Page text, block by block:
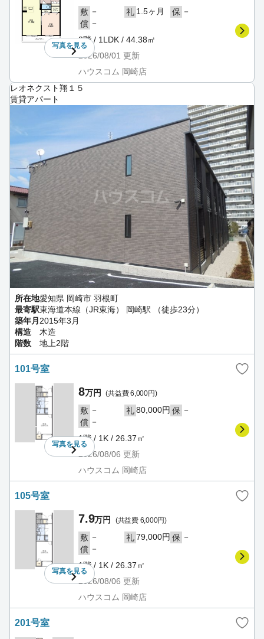
写真を見る
敷 － 礼 1.5ヶ月 保 －
償 －
2階 / 1LDK / 44.38㎡
2026/08/01 更新
ハウスコム 岡崎店
レオネクスト翔１５
賃貸アパート
所在地愛知県 岡崎市 羽根町
最寄駅東海道本線（JR東海） 岡崎駅 （徒歩23分）
築年月 2015年3月
構造
木造
階数
地上2階
101号室
写真を見る
8万円 (共益費 6,000円)
敷 － 礼80,000円 保 －
償 －
1階 / 1K / 26.37㎡
2026/08/06 更新
ハウスコム 岡崎店
105号室
写真を見る
7.9万円 (共益費 6,000円)
敷 － 礼79,000円 保 －
償 －
1階 / 1K / 26.37㎡
2026/08/06 更新
ハウスコム 岡崎店
201号室